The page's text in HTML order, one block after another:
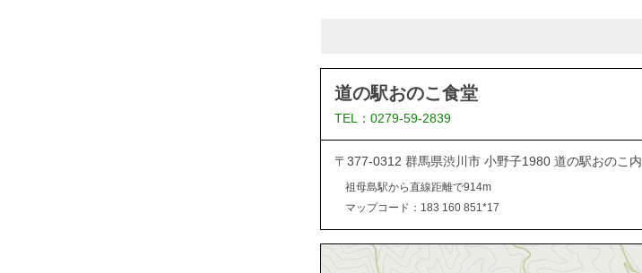
道の駅おのこ食堂
TEL：0279-59-2839
〒377-0312 群馬県渋川市 小野子1980 道の駅おのこ内
祖母島駅から直線距離で914m
マップコード：183 160 851*17